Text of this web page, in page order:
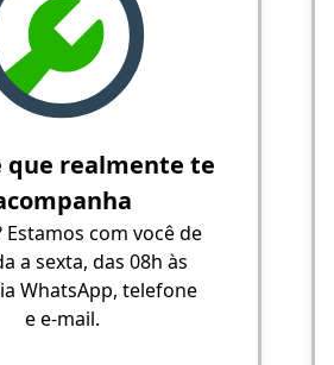
que realmente te
Estamos com você de
a sexta, das 08h às
WhatsApp, telefone
e e-mail.